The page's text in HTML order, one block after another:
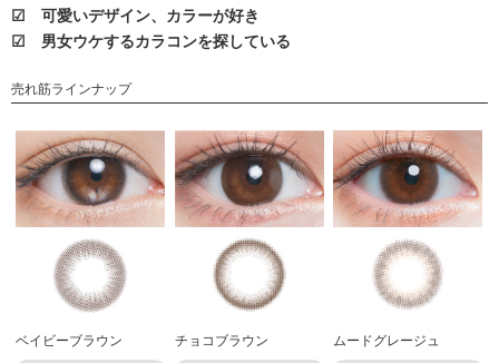
☑ 可愛いデザイン、カラーが好き
☑ 男女ウケするカラコンを探している
売れ筋ラインナップ
ベイビーブラウン チョコブラウン ムードグレージュ